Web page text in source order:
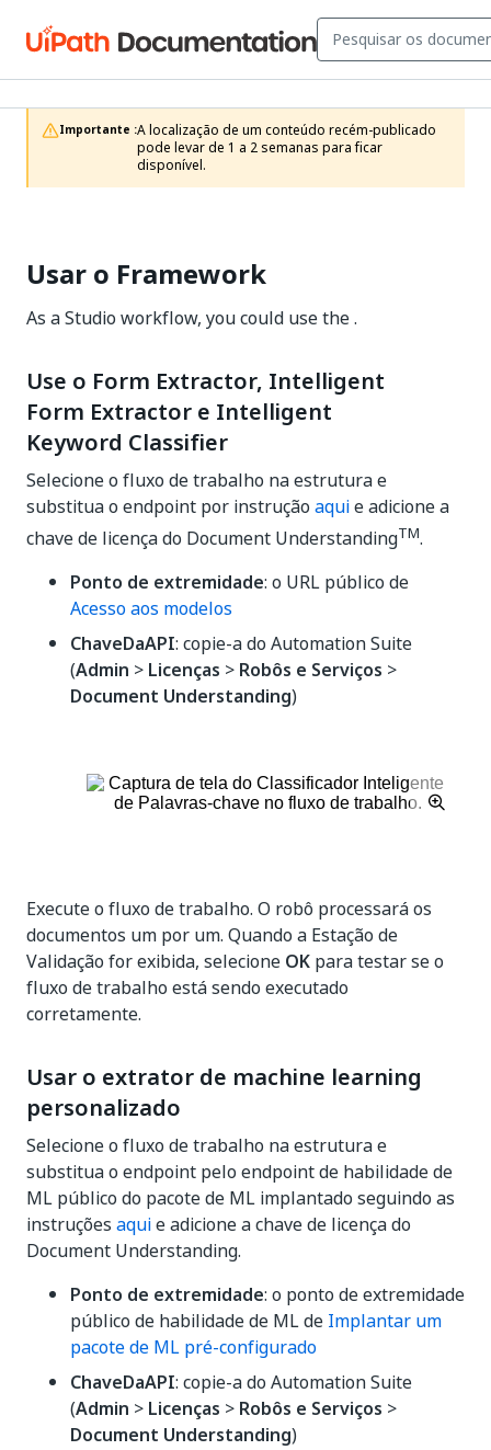
Importante :A localização de um conteúdo recém-publicado
pode levar de 1 a 2 semanas para ficar
disponível.
Usar o Framework
As a Studio workflow, you could use the .
Use o Form Extractor, Intelligent
Form Extractor e Intelligent
Keyword Classifier
Selecione o fluxo de trabalho na estrutura e
substitua o endpoint por instrução aquie adicione a
chave de licença do Document UnderstandingTM.
Ponto de extremidade: o URL público de
Acesso aos modelos
ChaveDaAPI: copie-a do Automation Suite
(Admin > Licenças > Robôs e Serviços >
Document Understanding)
Execute o fluxo de trabalho. O robô processará os
documentos um por um. Quando a Estação de
Validação for exibida, selecione OK para testar se o
fluxo de trabalho está sendo executado
corretamente.
Usar o extrator de machine learning
personalizado
Selecione o fluxo de trabalho na estrutura e
substitua o endpoint pelo endpoint de habilidade de
ML público do pacote de ML implantado seguindo as
instruções aquie adicione a chave de licença do
Document Understanding.
Ponto de extremidade: o ponto de extremidade
público de habilidade de ML de Implantar um
pacote de ML pré-configurado
ChaveDaAPI: copie-a do Automation Suite
(Admin > Licenças > Robôs e Serviços >
Document Understanding)